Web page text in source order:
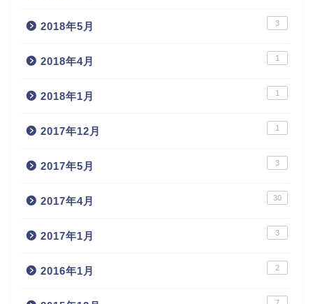
2018年5月 3
2018年4月 1
2018年1月 1
2017年12月 1
2017年5月 3
2017年4月 30
2017年1月 3
2016年1月 2